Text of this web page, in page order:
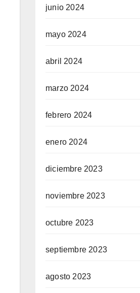
junio 2024
mayo 2024
abril 2024
marzo 2024
febrero 2024
enero 2024
diciembre 2023
noviembre 2023
octubre 2023
septiembre 2023
agosto 2023